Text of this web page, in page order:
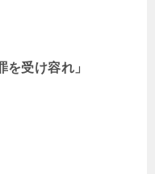
受け容れ」